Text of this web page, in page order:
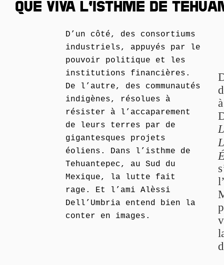
QUE VIVA L’ISTHME DE
D’un côté, des consortiums
industriels, appuyés par le
pouvoir politique et les
institutions financières.
De l’autre, des communautés
indigènes, résolues à
résister à l’accaparement
de leurs terres par de
gigantesques projets
éoliens. Dans l’isthme de
Tehuantepec, au Sud du
Mexique, la lutte fait
rage. Et l’ami Alèssi
Dell’Umbria entend bien la
conter en images.